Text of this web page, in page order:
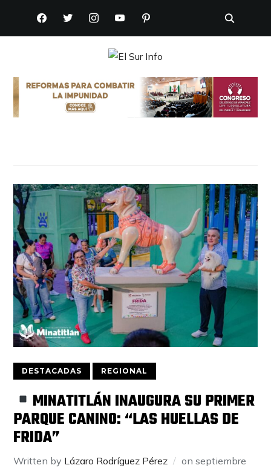
FACEBOOKTWITTERINSTAGRAMYOUTUBEPINTEREST
DESTACADAS REGIONAL
MINATITLÁN INAUGURA SU PRIMER
PARQUE CANINO: “LAS HUELLAS DE
FRIDA”
Written by Lázaro Rodríguez Pérez onseptiembre